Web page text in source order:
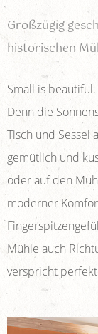
Großzügig
historischen
Small is
Denn die
Tisch und Sessel
gemütlich und
oder auf den
moderner
Mühle auch
verspricht